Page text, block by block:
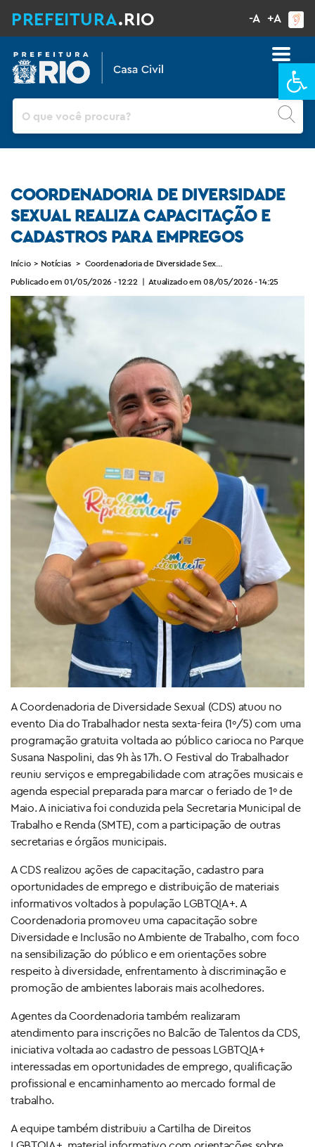
PREFEITURA.RIO -A +A
COORDENADORIA DE DIVERSIDADE
SEXUAL REALIZA CAPACITAÇÃO E
CADASTROS PARA EMPREGOS
Início > Notícias > Coordenadoria de Diversidade Sexual realiza capacitação e
Publicado em 01/05/2026 - 12:22 | Atualizado em 08/05/2026 - 14:25
A Coordenadoria de Diversidade Sexual (CDS) atuou no
evento Dia do Trabalhador nesta sexta-feira (1º/5) com uma
programação gratuita voltada ao público carioca no Parque
Susana Naspolini, das 9h às 17h. O Festival do Trabalhador
reuniu serviços e empregabilidade com atrações musicais e
agenda especial preparada para marcar o feriado de 1º de
Maio. A iniciativa foi conduzida pela Secretaria Municipal de
Trabalho e Renda (SMTE), com a participação de outras
secretarias e órgãos municipais.
A CDS realizou ações de capacitação, cadastro para
oportunidades de emprego e distribuição de materiais
informativos voltados à população LGBTQIA+. A
Coordenadoria promoveu uma capacitação sobre
Diversidade e Inclusão no Ambiente de Trabalho, com foco
na sensibilização do público e em orientações sobre
respeito à diversidade, enfrentamento à discriminação e
promoção de ambientes laborais mais acolhedores.
Agentes da Coordenadoria também realizaram
atendimento para inscrições no Balcão de Talentos da CDS,
iniciativa voltada ao cadastro de pessoas LGBTQIA+
interessadas em oportunidades de emprego, qualificação
profissional e encaminhamento ao mercado formal de
trabalho.
A equipe também distribuiu a Cartilha de Direitos